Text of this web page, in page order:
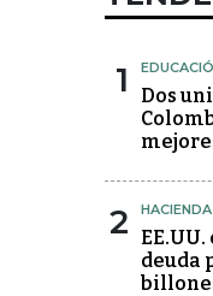
1
Dos
2 HACIENDA
deuda